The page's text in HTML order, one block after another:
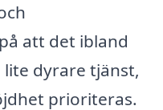
att det ibland
lite dyrare tjänst,
prioriteras.